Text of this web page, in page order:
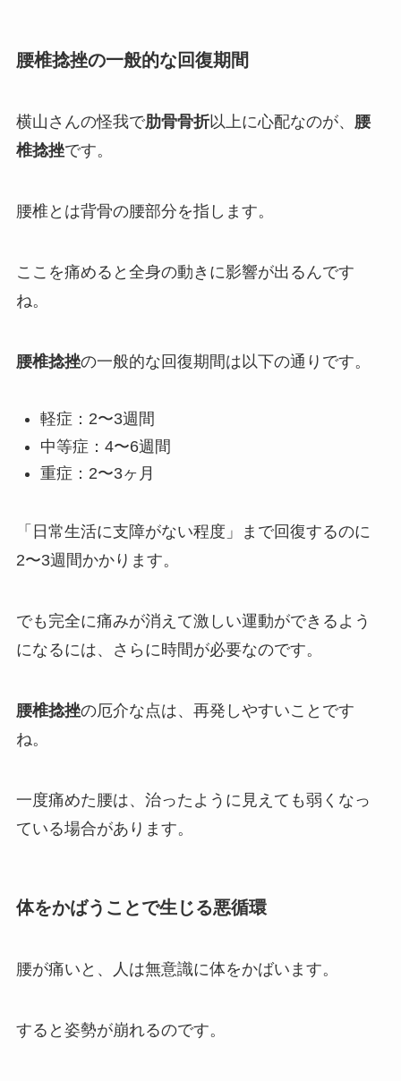
腰椎捻挫の一般的な回復期間
横山さんの怪我で肋骨骨折以上に心配なのが、 腰
椎捻挫です。
腰椎とは背骨の腰部分を指します。
ここを痛めると全身の動きに影響が出るんです
ね。
腰椎捻挫の一般的な回復期間は以下の通りです。
軽症：2〜3週間
中等症：4〜6週間
重症：2〜3ヶ月
「日常生活に支障がない程度」まで回復するのに
2〜3週間かかります。
でも完全に痛みが消えて激しい運動ができるよう
になるには、さらに時間が必要なのです。
腰椎捻挫の厄介な点は、再発しやすいことです
ね。
一度痛めた腰は、治ったように見えても弱くなっ
ている場合があります。
体をかばうことで生じる悪循環
腰が痛いと、人は無意識に体をかばいます。
すると姿勢が崩れるのです。